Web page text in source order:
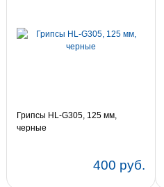
Грипсы HL-G305, 125 мм,
черные
400 руб.